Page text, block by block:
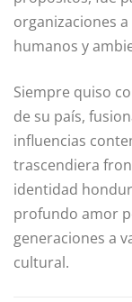
organizaciones
humanos y
Siempre quiso
de su país,
influencias
trascendiera
identidad
profundo amor
generaciones a
cultural.